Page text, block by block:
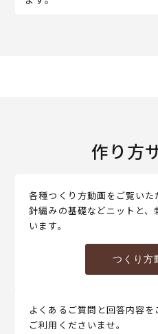
作り方
各種つくり方動画をご覧い
針編みの基礎などニットと
います。
つくり方
よくあるご質問と回答内容
ご利用くださいませ。